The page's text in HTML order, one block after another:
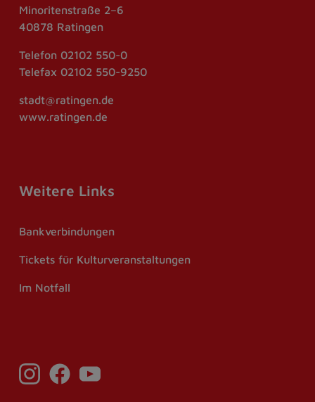
Minoritenstraße 2–6
40878 Ratingen
Telefon 02102 550-0
Telefax 02102 550-9250
stadt@ratingen.de
www.ratingen.de
Weitere Links
Bankverbindungen
Tickets für Kulturveranstaltungen
Im Notfall